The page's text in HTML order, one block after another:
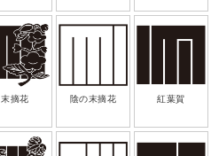
末摘花 陰の末摘花 紅葉賀